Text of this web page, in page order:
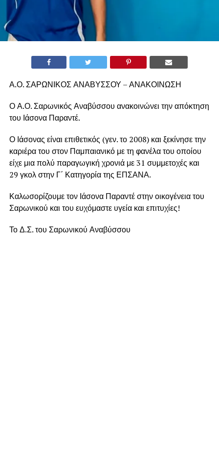
Α.Ο. ΣΑΡΩΝΙΚΟΣ ΑΝΑΒΥΣΣΟΥ – ΑΝΑΚΟΙΝΩΣΗ
Ο Α.Ο. Σαρωνικός Αναβύσσου ανακοινώνει την απόκτηση
του Ιάσονα Παραντέ.
Ο Ιάσονας είναι επιθετικός (γεν. το 2008) και ξεκίνησε την
καριέρα του στον Παμπαιανικό με τη φανέλα του οποίου
είχε μια πολύ παραγωγική χρονιά με 31 συμμετοχές και
29 γκολ στην Γ΄ Κατηγορία της ΕΠΣΑΝΑ.
Καλωσορίζουμε τον Ιάσονα Παραντέ στην οικογένεια του
Σαρωνικού και του ευχόμαστε υγεία και επιτυχίες!
Το Δ.Σ. του Σαρωνικού Αναβύσσου